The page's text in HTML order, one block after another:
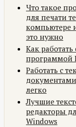
Что такое
для печати
компьютере
это нужно
Как работать
программой
Работать с
легко
Лучшие
редакторы
Windows